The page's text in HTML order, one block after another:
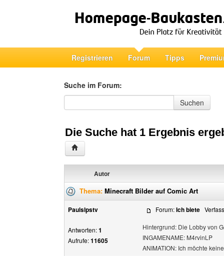
Registrieren Forum Tipps
Suche im Forum:
Suche im Forum
Suchen
Die Suche hat 1 Ergebnis
Autor
Thema: Minecraft Bilder auf Comic Art
Paulslpstv
Antworten:1
Aufrufe:11605
Forum:Ich biete
Hintergrund: Die Lobby von
INGAMENAME: M4rvinLP
ANIMATION: Ich möchte